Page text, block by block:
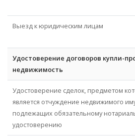
Выезд к юридическим лицам
Удостоверение договоров купли-
недвижимость
Удостоверение сделок, предметом
является отчуждение недвижимого
подлежащих обязательному
удостоверению